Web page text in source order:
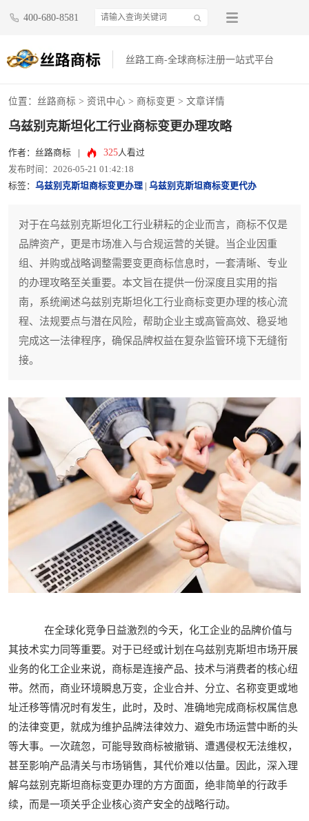
400-680-8581
丝路工商-全球商标注册一站式平台
位置： 丝路商标 > 资讯中心 > 商标变更 > 文章详情
乌兹别克斯坦化工行业商标变更办理攻略
作者：丝路商标 325人看过
发布时间：2026-05-21 01:42:18
标签： 乌兹别克斯坦商标变更办理 乌兹别克斯坦商标变更代办
对于在乌兹别克斯坦化工行业耕耘的企业而言，商标不仅是
品牌资产，更是市场准入与合规运营的关键。当企业因重
组、并购或战略调整需要变更商标信息时，一套清晰、专业
的办理攻略至关重要。本文旨在提供一份深度且实用的指
南，系统阐述乌兹别克斯坦化工行业商标变更办理的核心流
程、法规要点与潜在风险，帮助企业主或高管高效、稳妥地
完成这一法律程序，确保品牌权益在复杂监管环境下无缝衔
接。
在全球化竞争日益激烈的今天，化工企业的品牌价值与
其技术实力同等重要。对于已经或计划在乌兹别克斯坦市场开展
业务的化工企业来说，商标是连接产品、技术与消费者的核心纽
带。然而，商业环境瞬息万变，企业合并、分立、名称变更或地
址迁移等情况时有发生，此时，及时、准确地完成商标权属信息
的法律变更，就成为维护品牌法律效力、避免市场运营中断的头
等大事。一次疏忽，可能导致商标被撤销、遭遇侵权无法维权，
甚至影响产品清关与市场销售，其代价难以估量。因此，深入理
解乌兹别克斯坦商标变更办理的方方面面，绝非简单的行政手
续，而是一项关乎企业核心资产安全的战略行动。